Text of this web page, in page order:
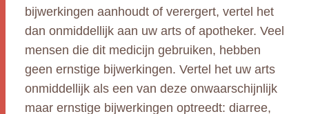
bijwerkingen aanhoudt of verergert, vertel het
dan onmiddellijk aan uw arts of apotheker. Veel
mensen die dit medicijn gebruiken, hebben
geen ernstige bijwerkingen. Vertel het uw arts
onmiddellijk als een van deze onwaarschijnlijk
maar ernstige bijwerkingen optreedt: diarree,